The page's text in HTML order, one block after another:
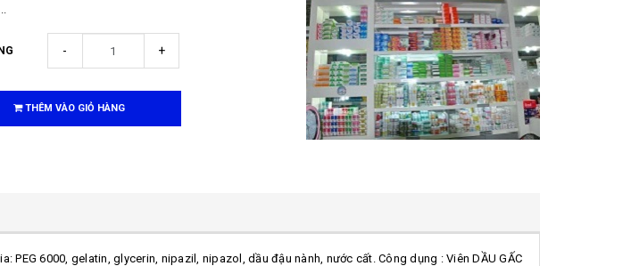
- +
THÊM VÀO GIỎ HÀNG
PEG 6000, gelatin, glycerin, nipazil, nipazol, dầu đậu nành, nước cất. Công dụng : Viên DẦU GẤC